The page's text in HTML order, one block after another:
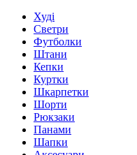
Худі
Светри
Футболки
Штани
Кепки
Куртки
Шкарпетки
Шорти
Рюкзаки
Панами
Шапки